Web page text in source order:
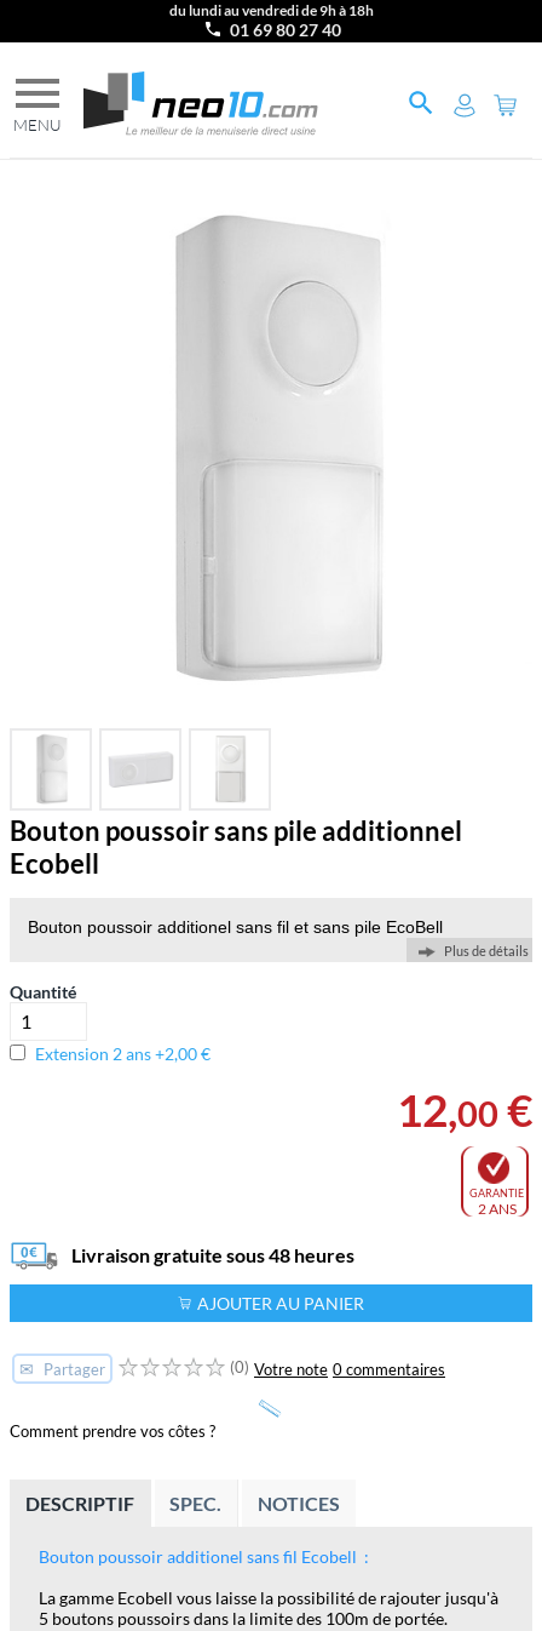
du lundi au vendredi de 9h à 18h
01 69 80 27 40
Bouton poussoir sans pile additionnel
Ecobell
Bouton poussoir additionel sans fil et sans pile EcoBell
Plus de détails
Quantité
Extension 2 ans +2,00 €
12,00 €
GARANTIE
2 ANS
Livraison gratuite sous 48 heures
AJOUTER AU PANIER
✉ Partager (0) Votre note 0 commentaires
Comment prendre vos côtes ?
DESCRIPTIF SPEC. NOTICES
Bouton poussoir additionel sans fil Ecobell :
La gamme Ecobell vous laisse la possibilité de rajouter jusqu'à
5 boutons poussoirs dans la limite des 100m de portée.